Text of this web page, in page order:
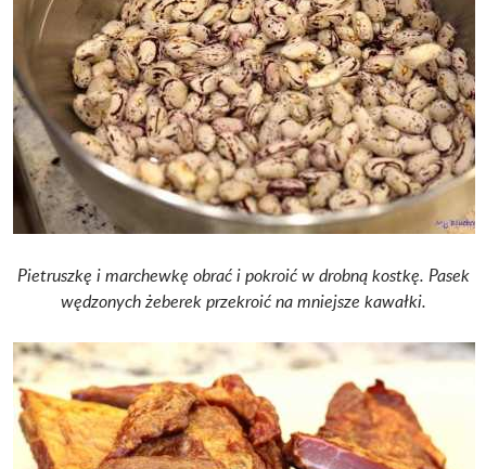
Pietruszkę i marchewkę obrać i pokroić w drobną kostkę. Pasek
wędzonych żeberek przekroić na mniejsze kawałki.